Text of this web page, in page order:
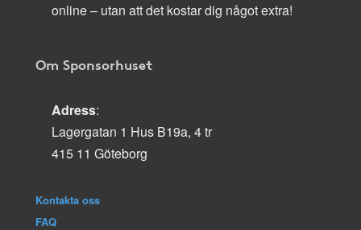
online – utan att det kostar dig något extra!
Om Sponsorhuset
Adress:
Lagergatan 1 Hus B19a, 4 tr
415 11 Göteborg
Kontakta oss
FAQ